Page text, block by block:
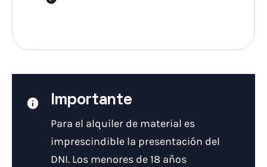
Importante
Para el alquiler de material es
imprescindible la presentación del
DNI. Los menores de 18 años